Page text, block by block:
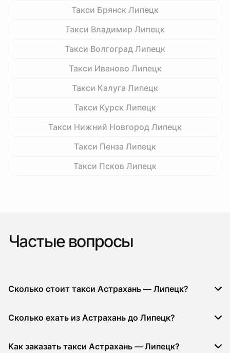
Такси Брянск Липецк
Такси Владимир Липецк
Такси Волгоград Липецк
Такси Иваново Липецк
Такси Калуга Липецк
Такси Курск Липецк
Такси Нижний Новгород Липецк
Такси Пенза Липецк
Такси Псков Липецк
Частые вопросы
Сколько стоит такси Астрахань — Липецк?
Сколько ехать из Астрахань до Липецк?
Как заказать такси Астрахань — Липецк?